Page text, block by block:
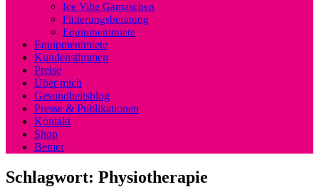
Ice Vibe Gamaschen
Fütterungsberatung
Equipmentmiete
Equipmentmiete
Kundenstimmen
Preise
Über mich
Gesundheitsblog
Presse & Publikationen
Kontakt
Shop
Bemer
Schlagwort: Physiotherapie